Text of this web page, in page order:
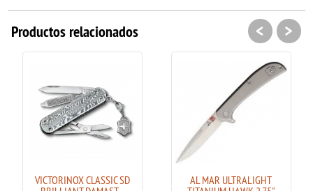
Productos relacionados
VICTORINOX CLASSIC SD
AL MAR ULTRALIGHT
< >